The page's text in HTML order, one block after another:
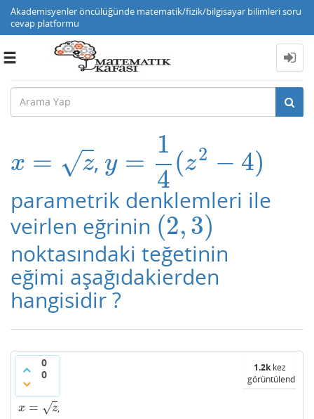
Akademisyenler öncülüğünde matematik/fizik/bilgisayar bilimleri soru
cevap platformu
Toggle
x = z
√
x= z ,y =
1
4
(z2 − 4)
y=14 (z2−4)
parametrik denklemleri ile
veirlen eğrinin (2, 3)
(2,3 )
noktasındaki teğetinin
eğimi aşağıdakierden
hangisidir ?
0
0
1.2kkez
görüntülendi
x = z
√
x= z